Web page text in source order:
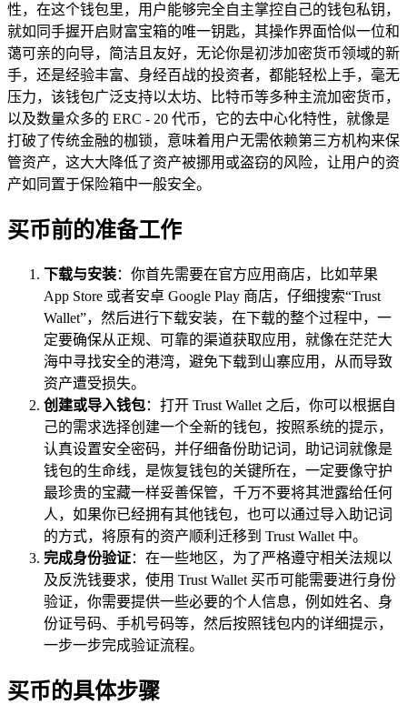
性，在这个钱包里，用户能够完全自主掌控自己的钱包私钥，
就如同手握开启财富宝箱的唯一钥匙，其操作界面恰似一位和
蔼可亲的向导，简洁且友好，无论你是初涉加密货币领域的新
手，还是经验丰富、身经百战的投资者，都能轻松上手，毫无
压力，该钱包广泛支持以太坊、比特币等多种主流加密货币，
以及数量众多的 ERC - 20 代币，它的去中心化特性，就像是
打破了传统金融的枷锁，意味着用户无需依赖第三方机构来保
管资产，这大大降低了资产被挪用或盗窃的风险，让用户的资
产如同置于保险箱中一般安全。
买币前的准备工作
下载与安装：你首先需要在官方应用商店，比如苹果
App Store 或者安卓 Google Play 商店，仔细搜索“Trust
Wallet”，然后进行下载安装，在下载的整个过程中，一
定要确保从正规、可靠的渠道获取应用，就像在茫茫大
海中寻找安全的港湾，避免下载到山寨应用，从而导致
资产遭受损失。
创建或导入钱包：打开 Trust Wallet 之后，你可以根据自
己的需求选择创建一个全新的钱包，按照系统的提示，
认真设置安全密码，并仔细备份助记词，助记词就像是
钱包的生命线，是恢复钱包的关键所在，一定要像守护
最珍贵的宝藏一样妥善保管，千万不要将其泄露给任何
人，如果你已经拥有其他钱包，也可以通过导入助记词
的方式，将原有的资产顺利迁移到 Trust Wallet 中。
完成身份验证：在一些地区，为了严格遵守相关法规以
及反洗钱要求，使用 Trust Wallet 买币可能需要进行身份
验证，你需要提供一些必要的个人信息，例如姓名、身
份证号码、手机号码等，然后按照钱包内的详细提示，
一步一步完成验证流程。
买币的具体步骤